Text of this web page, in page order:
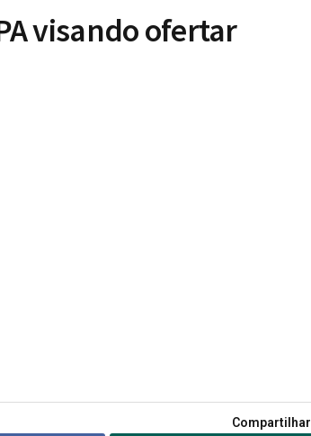
visando ofertar
Compartilhar